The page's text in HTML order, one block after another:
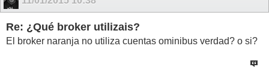
Re: ¿Qué broker utilizais?
El broker naranja no utiliza cuentas ominibus verdad? o si?